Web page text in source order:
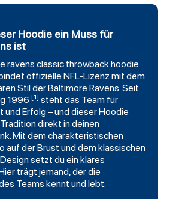
Hoodie ein Muss für
ist
ravens classic throwbackhoodie
offizielle NFL-Lizenz mit dem
Stil der Baltimore Ravens. Seit
1996 [1] steht das Team für
und Erfolg – und dieser Hoodie
direkt in deinen
Mit dem charakteristischen
auf der Brust und dem klassischen
setzt du ein klares
trägt jemand, der die
Teams kennt und lebt.